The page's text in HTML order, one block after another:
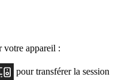
votre appareil :
pour transférer la session